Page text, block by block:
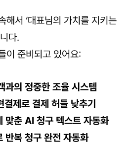
해서 ‘대표님의 가치를 지키는
다.
이 준비되고 있어요:
과의 정중한 조율 시스템
결제로 결제 허들 낮추기
맞춘 AI 청구 텍스트 자동화
반복 청구 완전 자동화